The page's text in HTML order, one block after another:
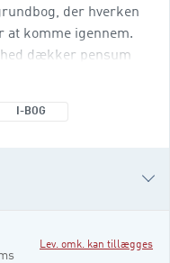
der hverken
komme igennem.
dækker pensum
I-BOG
Lev. omk. kan tillægges